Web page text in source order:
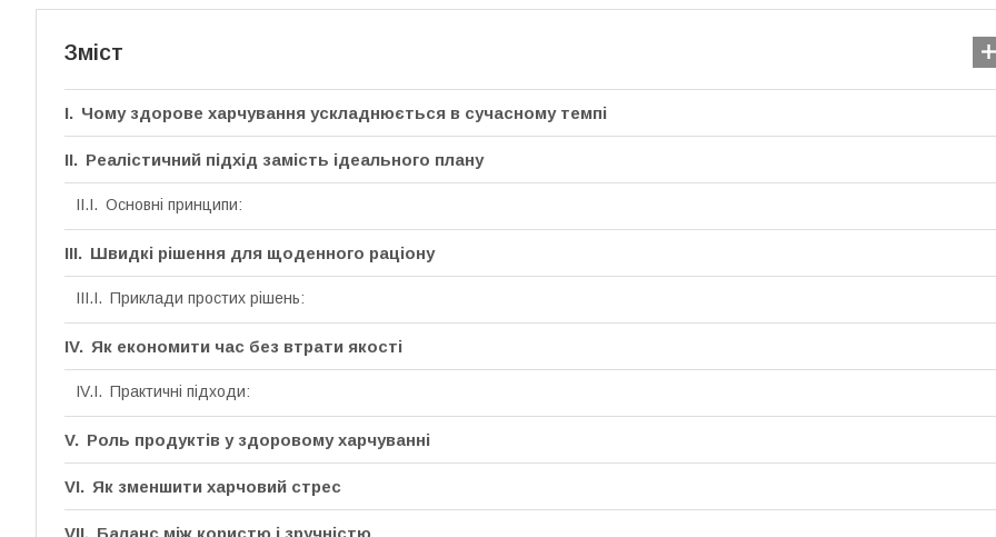
Зміст
Чому здорове харчування ускладнюється в сучасному темпі
Реалістичний підхід замість ідеального плану
Основні принципи:
Швидкі рішення для щоденного раціону
Приклади простих рішень:
Як економити час без втрати якості
Практичні підходи:
Роль продуктів у здоровому харчуванні
Як зменшити харчовий стрес
Положення про